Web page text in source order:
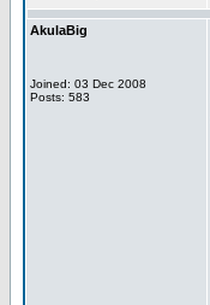
AkulaBig
Joined: 03 Dec 2008
Posts: 583